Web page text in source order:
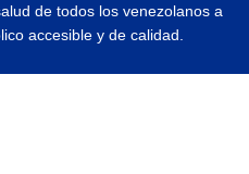
de todos los venezolanos a
accesible y de calidad.